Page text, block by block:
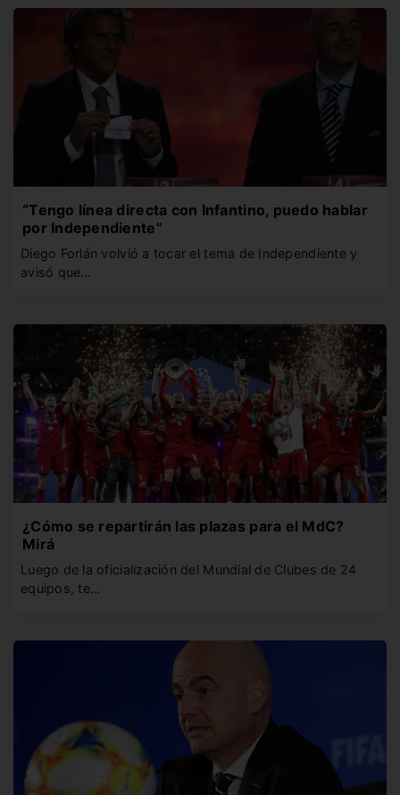
“Tengo línea directa con Infantino, puedo hablar
por Independiente”
Diego Forlán volvió a tocar el tema de Independiente y
avisó que…
¿Cómo se repartirán las plazas para el MdC?
Mirá
Luego de la oficialización del Mundial de Clubes de 24
equipos, te…